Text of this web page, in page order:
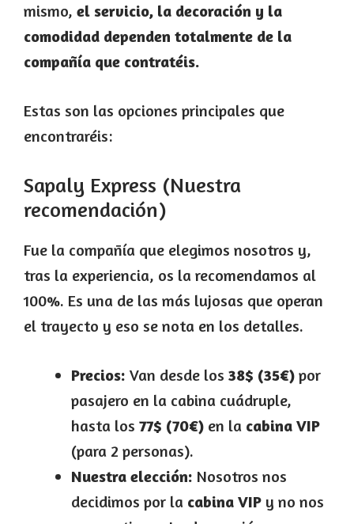
mismo, el servicio, la decoración y la
comodidad dependen totalmente de la
compañía que contratéis.
Estas son las opciones principales que
encontraréis:
Sapaly Express (Nuestra
recomendación)
Fue la compañía que elegimos nosotros y,
tras la experiencia, os la recomendamos al
100%. Es una de las más lujosas que operan
el trayecto y eso se nota en los detalles.
Precios: Van desde los 38$ (35€) por
pasajero en la cabina cuádruple,
hasta los 77$ (70€) en la cabina VIP
(para 2 personas).
Nuestra elección: Nosotros nos
decidimos por la cabina VIP y no nos